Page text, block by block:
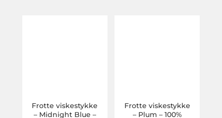
Frotte viskestykke
– Midnight Blue –
Frotte viskestykke
– Plum – 100%